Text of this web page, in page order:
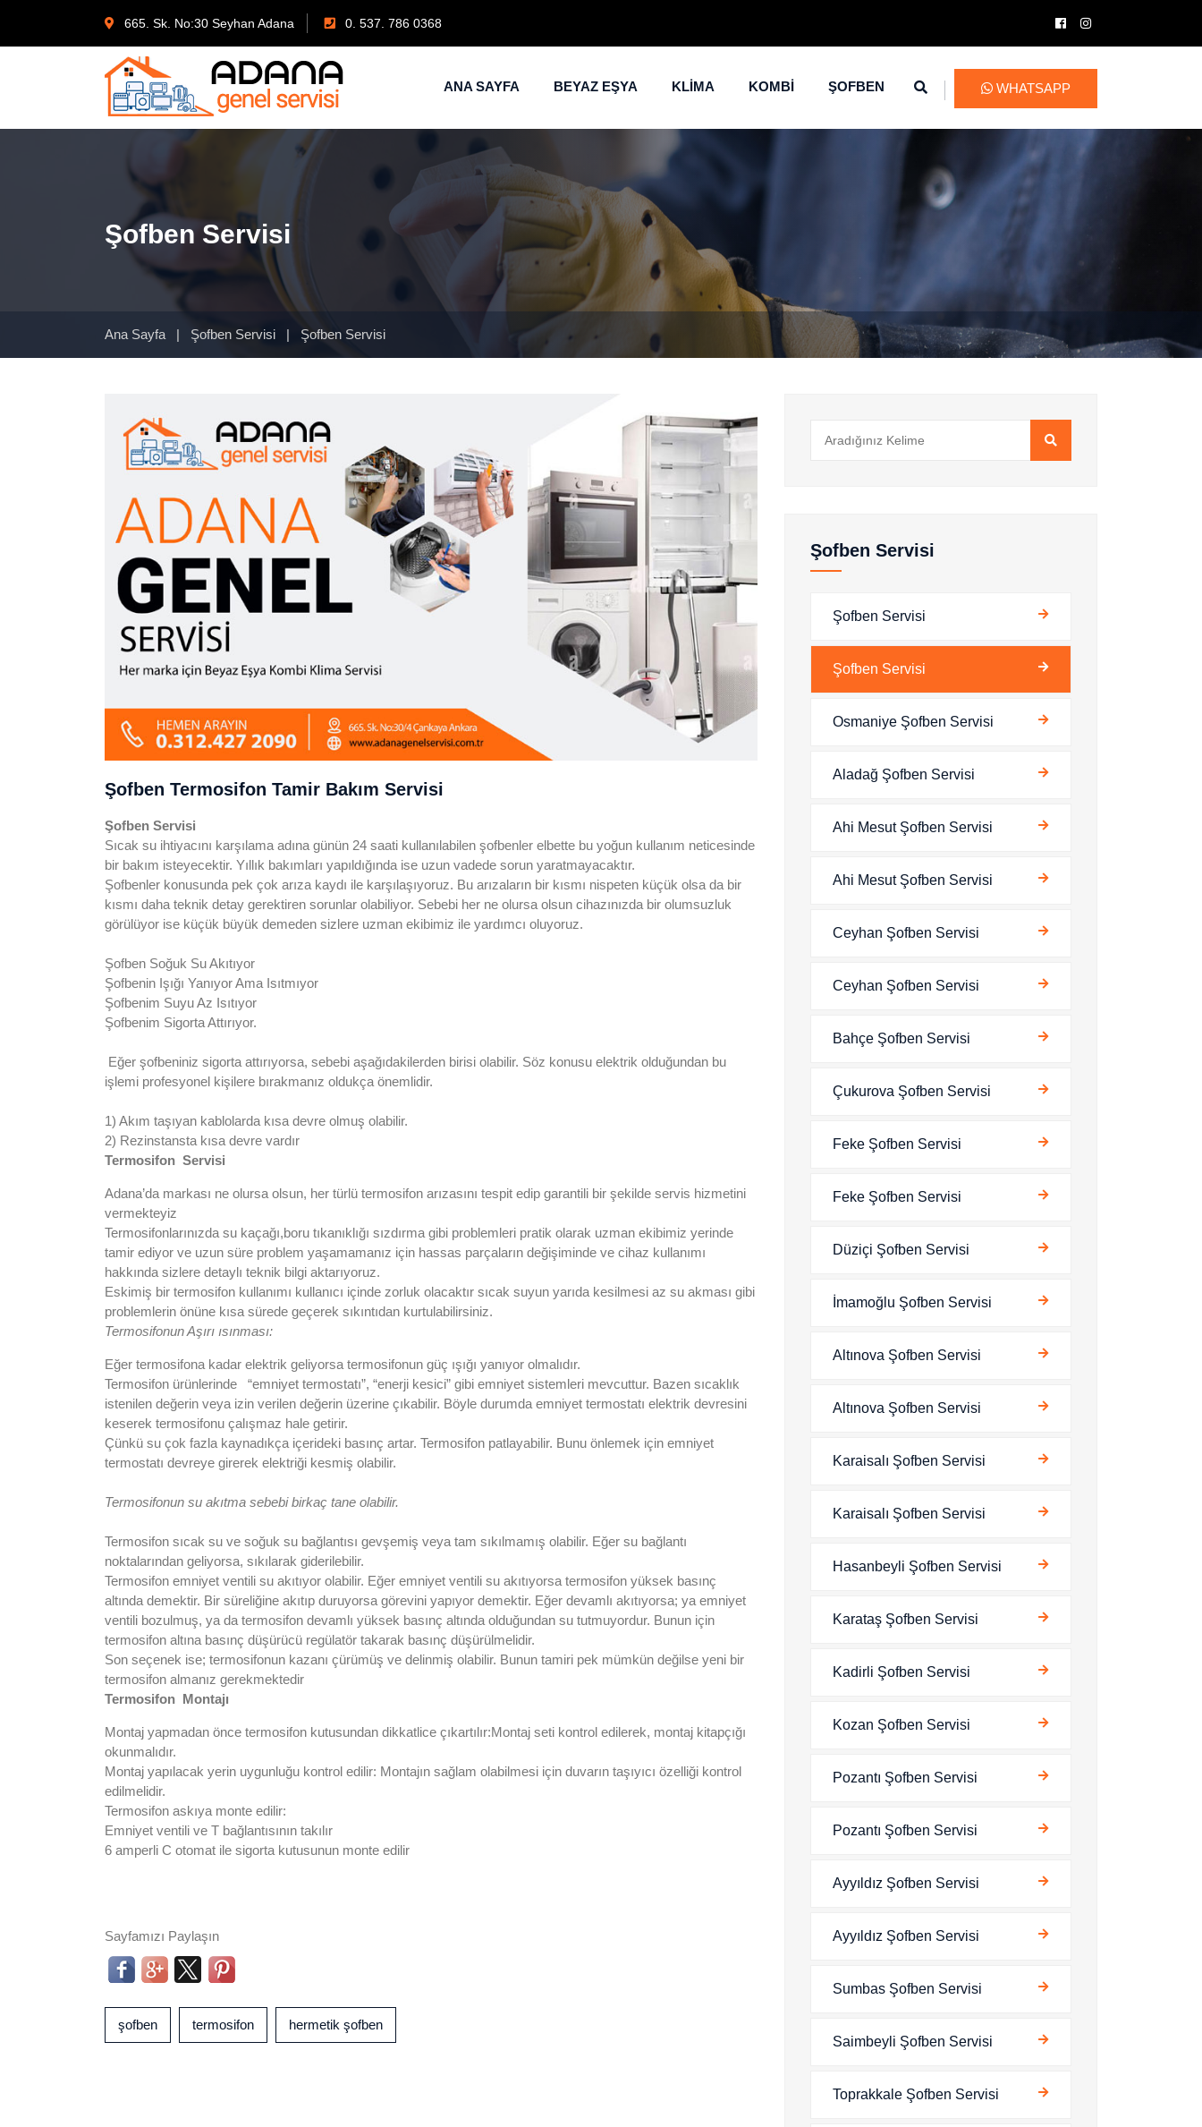
665. Sk. No:30 Seyhan Adana 0. 537. 786 0368
ANA SAYFA BEYAZ EŞYA KLİMA KOMBİ ŞOFBEN WHATSAPP
Şofben Servisi
Ana Sayfa | Şofben Servisi | Şofben Servisi
Şofben Termosifon Tamir Bakım Servisi
Şofben Servisi
Sıcak su ihtiyacını karşılama adına günün 24 saati kullanılabilen şofbenler elbette bu yoğun kullanım neticesinde
bir bakım isteyecektir. Yıllık bakımları yapıldığında ise uzun vadede sorun yaratmayacaktır.
Şofbenler konusunda pek çok arıza kaydı ile karşılaşıyoruz. Bu arızaların bir kısmı nispeten küçük olsa da bir
kısmı daha teknik detay gerektiren sorunlar olabiliyor. Sebebi her ne olursa olsun cihazınızda bir olumsuzluk
görülüyor ise küçük büyük demeden sizlere uzman ekibimiz ile yardımcı oluyoruz.
Şofben Soğuk Su Akıtıyor
Şofbenin Işığı Yanıyor Ama Isıtmıyor
Şofbenim Suyu Az Isıtıyor
Şofbenim Sigorta Attırıyor.
Eğer şofbeniniz sigorta attırıyorsa, sebebi aşağıdakilerden birisi olabilir. Söz konusu elektrik olduğundan bu
işlemi profesyonel kişilere bırakmanız oldukça önemlidir.
1) Akım taşıyan kablolarda kısa devre olmuş olabilir.
2) Rezinstansta kısa devre vardır
Termosifon Servisi
Adana’da markası ne olursa olsun, her türlü termosifon arızasını tespit edip garantili bir şekilde servis hizmetini
vermekteyiz
Termosifonlarınızda su kaçağı,boru tıkanıklığı sızdırma gibi problemleri pratik olarak uzman ekibimiz yerinde
tamir ediyor ve uzun süre problem yaşamamanız için hassas parçaların değişiminde ve cihaz kullanımı
hakkında sizlere detaylı teknik bilgi aktarıyoruz.
Eskimiş bir termosifon kullanımı kullanıcı içinde zorluk olacaktır sıcak suyun yarıda kesilmesi az su akması gibi
problemlerin önüne kısa sürede geçerek sıkıntıdan kurtulabilirsiniz.
Termosifonun Aşırı ısınması:
Eğer termosifona kadar elektrik geliyorsa termosifonun güç ışığı yanıyor olmalıdır.
Termosifon ürünlerinde “emniyet termostatı”, “enerji kesici” gibi emniyet sistemleri mevcuttur. Bazen sıcaklık
istenilen değerin veya izin verilen değerin üzerine çıkabilir. Böyle durumda emniyet termostatı elektrik devresini
keserek termosifonu çalışmaz hale getirir.
Çünkü su çok fazla kaynadıkça içerideki basınç artar. Termosifon patlayabilir. Bunu önlemek için emniyet
termostatı devreye girerek elektriği kesmiş olabilir.
Termosifonun su akıtma sebebi birkaç tane olabilir.
Termosifon sıcak su ve soğuk su bağlantısı gevşemiş veya tam sıkılmamış olabilir. Eğer su bağlantı
noktalarından geliyorsa, sıkılarak giderilebilir.
Termosifon emniyet ventili su akıtıyor olabilir. Eğer emniyet ventili su akıtıyorsa termosifon yüksek basınç
altında demektir. Bir süreliğine akıtıp duruyorsa görevini yapıyor demektir. Eğer devamlı akıtıyorsa; ya emniyet
ventili bozulmuş, ya da termosifon devamlı yüksek basınç altında olduğundan su tutmuyordur. Bunun için
termosifon altına basınç düşürücü regülatör takarak basınç düşürülmelidir.
Son seçenek ise; termosifonun kazanı çürümüş ve delinmiş olabilir. Bunun tamiri pek mümkün değilse yeni bir
termosifon almanız gerekmektedir
Termosifon Montajı
Montaj yapmadan önce termosifon kutusundan dikkatlice çıkartılır:Montaj seti kontrol edilerek, montaj kitapçığı
okunmalıdır.
Montaj yapılacak yerin uygunluğu kontrol edilir: Montajın sağlam olabilmesi için duvarın taşıyıcı özelliği kontrol
edilmelidir.
Termosifon askıya monte edilir:
Emniyet ventili ve T bağlantısının takılır
6 amperli C otomat ile sigorta kutusunun monte edilir
Sayfamızı Paylaşın
şofben termosifon hermetik şofben
Şofben Servisi
Şofben Servisi
Şofben Servisi
Osmaniye Şofben Servisi
Aladağ Şofben Servisi
Ahi Mesut Şofben Servisi
Ahi Mesut Şofben Servisi
Ceyhan Şofben Servisi
Ceyhan Şofben Servisi
Bahçe Şofben Servisi
Çukurova Şofben Servisi
Feke Şofben Servisi
Feke Şofben Servisi
Düziçi Şofben Servisi
İmamoğlu Şofben Servisi
Altınova Şofben Servisi
Altınova Şofben Servisi
Karaisalı Şofben Servisi
Karaisalı Şofben Servisi
Hasanbeyli Şofben Servisi
Karataş Şofben Servisi
Kadirli Şofben Servisi
Kozan Şofben Servisi
Pozantı Şofben Servisi
Pozantı Şofben Servisi
Ayyıldız Şofben Servisi
Ayyıldız Şofben Servisi
Sumbas Şofben Servisi
Saimbeyli Şofben Servisi
Toprakkale Şofben Servisi